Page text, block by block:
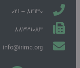
84130 – 021
88331083
info@irimc.org